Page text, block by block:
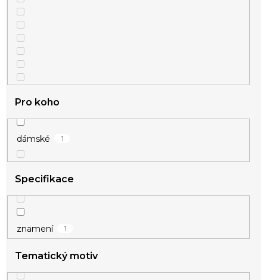
Pro koho
dámské 1
Specifikace
znamení 1
Tematický motiv